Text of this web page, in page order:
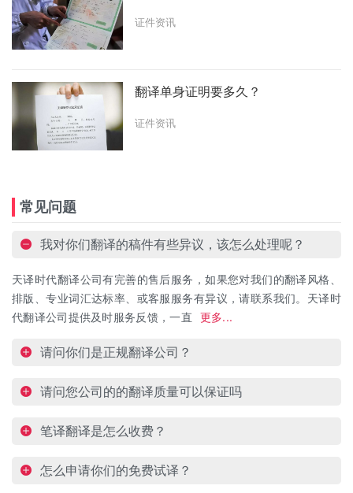
证件资讯
翻译单身证明要多久？
证件资讯
常见问题
我对你们翻译的稿件有些异议，该怎么处理呢？
天译时代翻译公司有完善的售后服务，如果您对我们的翻译风格、
排版、专业词汇达标率、或客服服务有异议，请联系我们。天译时
代翻译公司提供及时服务反馈，一直
更多...
请问你们是正规翻译公司？
请问您公司的的翻译质量可以保证吗
笔译翻译是怎么收费？
怎么申请你们的免费试译？